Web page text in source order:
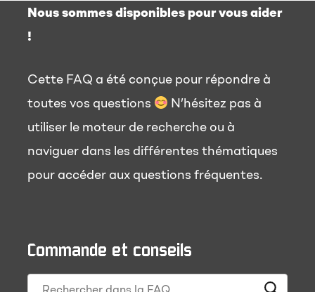
Nous sommes disponibles pour vous aider
!
Cette FAQ a été conçue pour répondre à
toutes vos questions
N’hésitez pas à
utiliser le moteur de recherche ou à
naviguer dans les différentes thématiques
pour accéder aux questions fréquentes.
Commande et conseils